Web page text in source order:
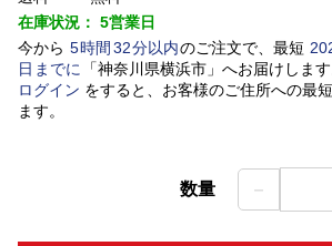
在庫状況： 5営業日
今から 5時間 32分以内のご注文で、最短
日 までに 「神奈川県横浜市」 へお届けします
ログイン をすると、お客様のご住所への最
ます。
数量 －